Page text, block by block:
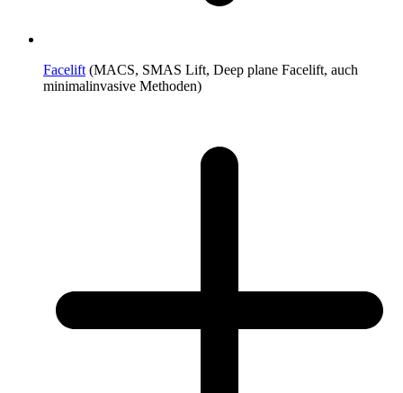
Facelift (MACS, SMAS Lift, Deep plane Facelift, auch
minimalinvasive Methoden)